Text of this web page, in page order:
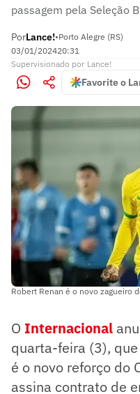
passagem pela Seleção
PorLance!•Porto Alegre (RS)
03/01/202420:31
Supervisionado por Lance!
Favorite o
Robert Renan é o novo zagueiro
O Internacional
quarta-feira (3),
é o novo reforço do
assina contrato de